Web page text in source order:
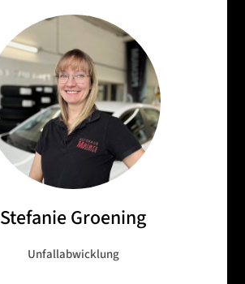
Stefanie Groening
Unfallabwicklung